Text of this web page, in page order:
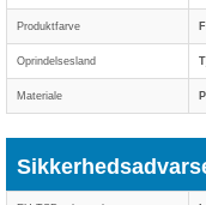
Produktfarve
Oprindelsesland
Materiale